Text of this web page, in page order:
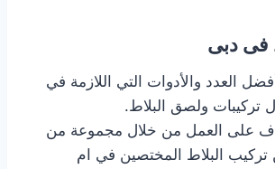
فى دبى
العدد والأدوات التي اللازمة في
تركيبات ولصق البلاط.
على العمل من خلال مجموعة من
تركيب البلاط المختصين في ام